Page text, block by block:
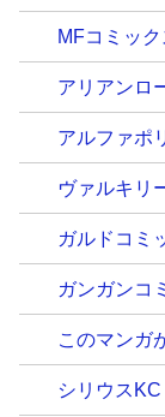
MFコミック
アリアンロ
アルファポ
ヴァルキリ
ガルドコミ
ガンガンコ
このマンガ
シリウスKC